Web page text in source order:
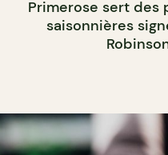
Primerose sert
saisonnières